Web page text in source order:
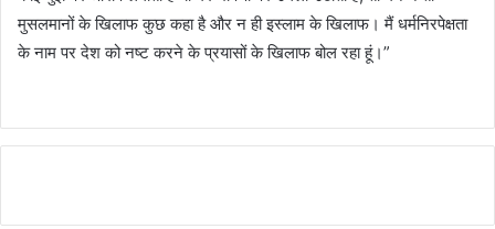
मुसलमानों के खिलाफ कुछ कहा है और न ही इस्लाम के खिलाफ। मैं धर्मनिरपेक्षता
के नाम पर देश को नष्ट करने के प्रयासों के खिलाफ बोल रहा हूं।”